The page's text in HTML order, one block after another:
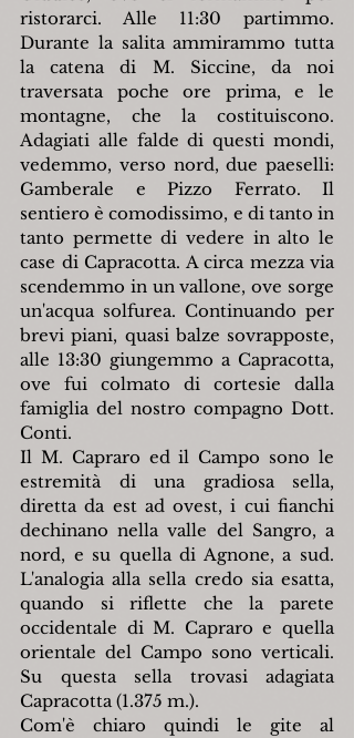
ristorarci. Alle 11:30 partimmo.
Durante la salita ammirammo tutta
la catena di M. Siccine, da noi
traversata poche ore prima, e le
montagne, che la costituiscono.
Adagiati alle falde di questi mondi,
vedemmo, verso nord, due paeselli:
Gamberale e Pizzo Ferrato. Il
sentiero è comodissimo, e di tanto in
tanto permette di vedere in alto le
case di Capracotta. A circa mezza via
scendemmo in un vallone, ove sorge
un'acqua solfurea. Continuando per
brevi piani, quasi balze sovrapposte,
alle 13:30 giungemmo a Capracotta,
ove fui colmato di cortesie dalla
famiglia del nostro compagno Dott.
Conti.
Il M. Capraro ed il Campo sono le
estremità di una gradiosa sella,
diretta da est ad ovest, i cui fianchi
dechinano nella valle del Sangro, a
nord, e su quella di Agnone, a sud.
L'analogia alla sella credo sia esatta,
quando si riflette che la parete
occidentale di M. Capraro e quella
orientale del Campo sono verticali.
Su questa sella trovasi adagiata
Capracotta (1.375 m.).
Com'è chiaro quindi le gite al